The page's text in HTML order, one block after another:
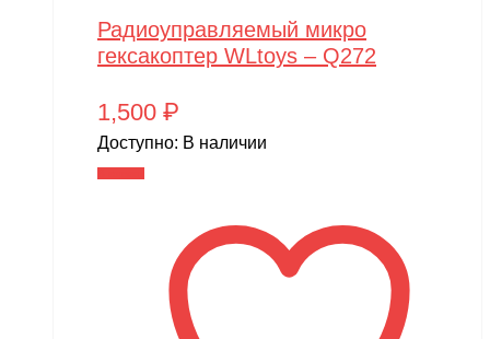
Радиоуправляемый микро
гексакоптер WLtoys – Q272
1,500 ₽
Доступно: В наличии